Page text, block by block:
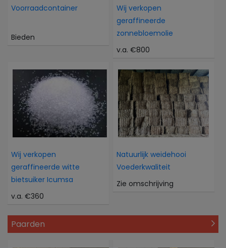
Voorraadcontainer
Bieden
Wij verkopen
geraffineerde
zonnebloemolie
v.a. €800
Wij verkopen
geraffineerde witte
bietsuiker Icumsa
v.a. €360
Natuurlijk weidehooi
Voederkwaliteit
Zie omschrijving
Paarden